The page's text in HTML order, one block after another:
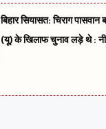
बिहार सियासत: चिराग
(यू) के खिलाफ चुनाव लड़े थे :